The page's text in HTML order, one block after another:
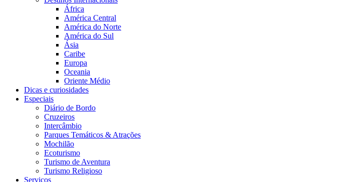
África
América Central
América do Norte
América do Sul
Ásia
Caribe
Europa
Oceania
Oriente Médio
Dicas e curiosidades
Especiais
Diário de Bordo
Cruzeiros
Intercâmbio
Parques Temáticos & Atrações
Mochilão
Ecoturismo
Turismo de Aventura
Turismo Religioso
Serviços